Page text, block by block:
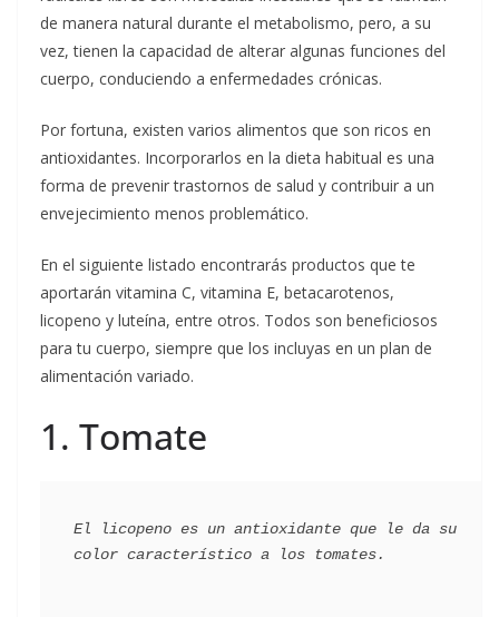
de manera natural durante el metabolismo, pero, a su
vez, tienen la capacidad de alterar algunas funciones del
cuerpo, conduciendo a enfermedades crónicas.
Por fortuna, existen varios alimentos que son ricos en
antioxidantes. Incorporarlos en la dieta habitual es una
forma de prevenir trastornos de salud y contribuir a un
envejecimiento menos problemático.
En el siguiente listado encontrarás productos que te
aportarán vitamina C, vitamina E, betacarotenos,
licopeno y luteína, entre otros. Todos son beneficiosos
para tu cuerpo, siempre que los incluyas en un plan de
alimentación variado.
1. Tomate
El licopeno es un antioxidante que le da su